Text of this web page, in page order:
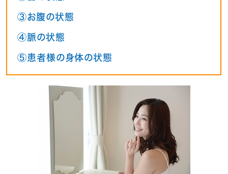
③お腹の状態
④脈の状態
⑤患者様の身体の状態